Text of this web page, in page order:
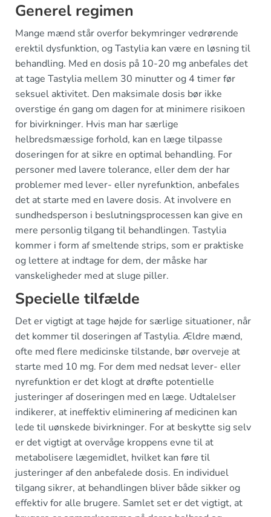
Generel regimen
Mange mænd står overfor bekymringer vedrørende
erektil dysfunktion, og Tastylia kan være en løsning til
behandling. Med en dosis på 10-20 mg anbefales det
at tage Tastylia mellem 30 minutter og 4 timer før
seksuel aktivitet. Den maksimale dosis bør ikke
overstige én gang om dagen for at minimere risikoen
for bivirkninger. Hvis man har særlige
helbredsmæssige forhold, kan en læge tilpasse
doseringen for at sikre en optimal behandling. For
personer med lavere tolerance, eller dem der har
problemer med lever- eller nyrefunktion, anbefales
det at starte med en lavere dosis. At involvere en
sundhedsperson i beslutningsprocessen kan give en
mere personlig tilgang til behandlingen. Tastylia
kommer i form af smeltende strips, som er praktiske
og lettere at indtage for dem, der måske har
vanskeligheder med at sluge piller.
Specielle tilfælde
Det er vigtigt at tage højde for særlige situationer, når
det kommer til doseringen af Tastylia. Ældre mænd,
ofte med flere medicinske tilstande, bør overveje at
starte med 10 mg. For dem med nedsat lever- eller
nyrefunktion er det klogt at drøfte potentielle
justeringer af doseringen med en læge. Udtalelser
indikerer, at ineffektiv eliminering af medicinen kan
lede til uønskede bivirkninger. For at beskytte sig selv
er det vigtigt at overvåge kroppens evne til at
metabolisere lægemidlet, hvilket kan føre til
justeringer af den anbefalede dosis. En individuel
tilgang sikrer, at behandlingen bliver både sikker og
effektiv for alle brugere. Samlet set er det vigtigt, at